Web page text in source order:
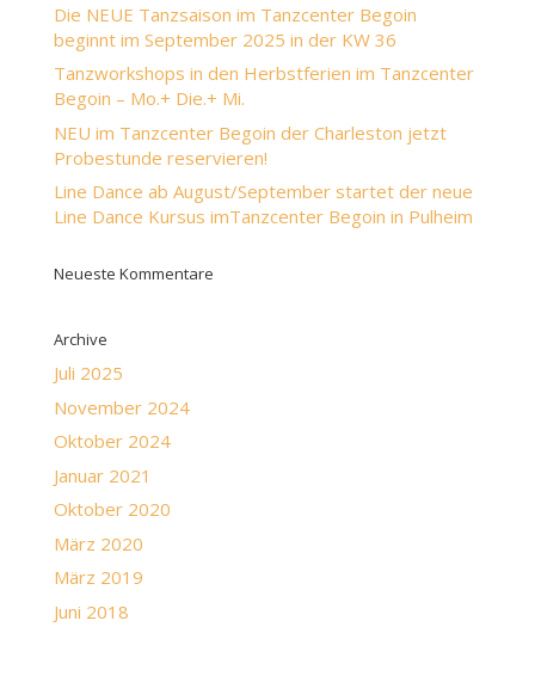
Die NEUE Tanzsaison im Tanzcenter Begoin
beginnt im September 2025 in der KW 36
Tanzworkshops in den Herbstferien im Tanzcenter
Begoin – Mo.+ Die.+ Mi.
NEU im Tanzcenter Begoin der Charleston jetzt
Probestunde reservieren!
Line Dance ab August/September startet der neue
Line Dance Kursus imTanzcenter Begoin in Pulheim
Neueste Kommentare
Archive
Juli 2025
November 2024
Oktober 2024
Januar 2021
Oktober 2020
März 2020
März 2019
Juni 2018